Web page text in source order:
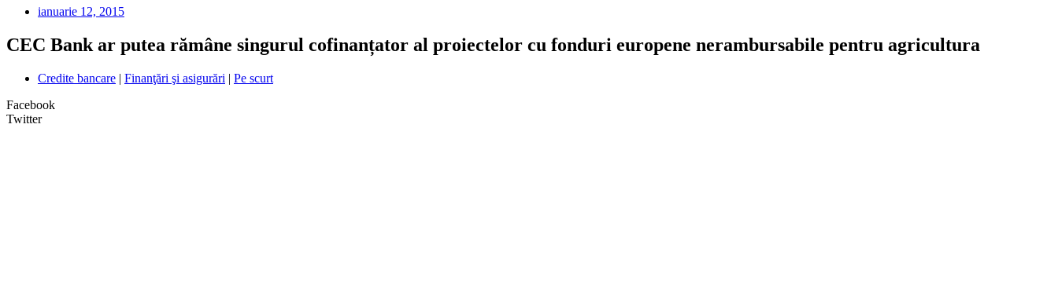
ianuarie 12, 2015
CEC Bank ar putea rămâne singurul cofinanțator al proiectelor cu fonduri europene nerambursabile pentru agricultura
Credite bancare | Finanţări şi asigurări | Pe scurt
Facebook
Twitter